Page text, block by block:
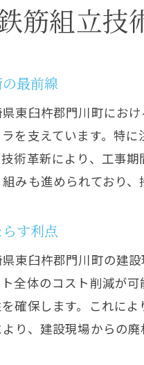
筋組立技
最前線
東臼杵郡門川町にお
を支えています。特
術革新により、工事
みも進められており、
す利点
東臼杵郡門川町の建
全体のコスト削減が
確保します。これに
り、建設現場からの